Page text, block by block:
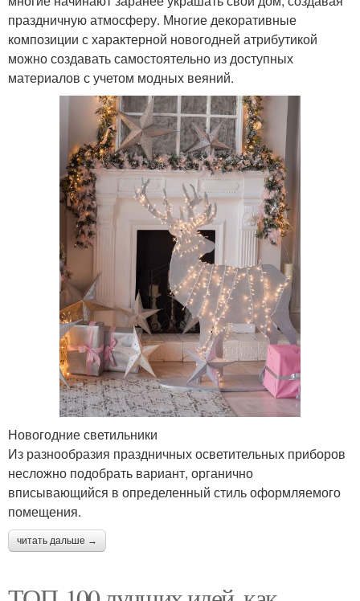
праздничную атмосферу. Многие декоративные
композиции с характерной новогодней атрибутикой
можно создавать самостоятельно из доступных
материалов с учетом модных веяний.
Новогодние светильники
Из разнообразия праздничных осветительных приборов
несложно подобрать вариант, органично
вписывающийся в определенный стиль оформляемого
помещения.
читать дальше →